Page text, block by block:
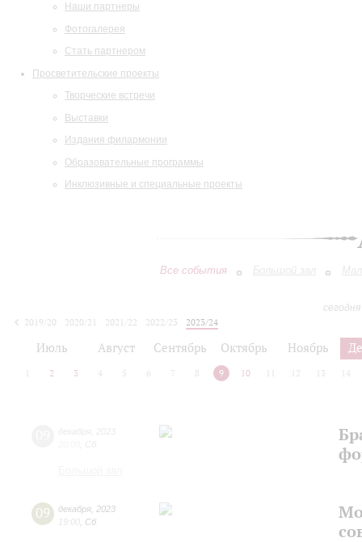
Наши партнеры
Фотогалерея
Стать партнером
Просветительские проекты
Творческие встречи
Выставки
Издания филармонии
Образовательные программы
Инклюзивные и специальные проекты
Все события Большой зал
2019/20
2020/21 2021/22 2022/23
2023/24
Июль Август Сентябрь Октябрь Ноябрь
2 3 4 5 6 7 8 9 10 12 13 14
09 декабря 2023
19:00 Сб